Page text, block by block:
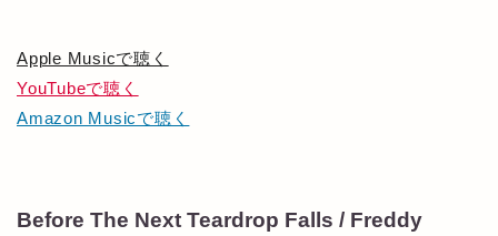
Apple Musicで聴く
YouTubeで聴く
Amazon Musicで聴く
Before The Next Teardrop Falls / Freddy